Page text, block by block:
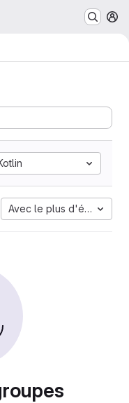
Avec le plus d'étoiles